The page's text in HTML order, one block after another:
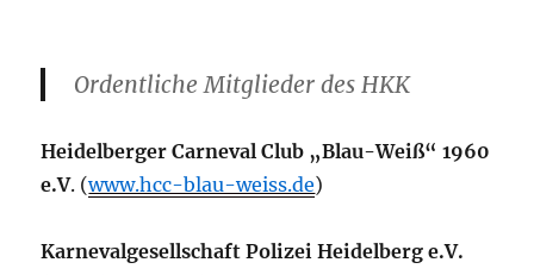
Ordentliche Mitglieder des HKK
Heidelberger Carneval Club „Blau-Weiß“ 1960
e.V. (www.hcc-blau-weiss.de)
Karnevalgesellschaft Polizei Heidelberg e.V.